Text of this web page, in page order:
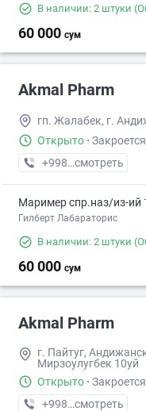
В наличии: 2 штуки
60 000 сум
Akmal Pharm
гп. Жалабек, г.
Открыто ·
+998 (90) XXX-XX-XX
смотреть
Маример спр.наз/из-ий
Гилберт Лабараторис
В наличии: 2 штуки
60 000 сум
Akmal Pharm
г. Пайтуг,
Мирзоулугбек 10уй
Открыто ·
+998 (90) XXX-XX-XX
смотреть